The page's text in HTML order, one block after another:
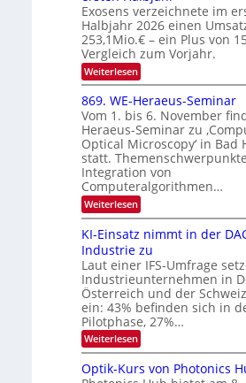
O
N
2
0
2
6
o
n
k
-
u
n
d
B
i
l
d
v
e
r
a
r
b
e
i
t
u
d
i
e
K
I
m
i
t
d
e
n
k
t
Exosens verzeichnete im
Halbjahr 2026 einen
253,1Mio.€ – ein Plus von
Vergleich zum Vorjahr.
Weiterlesen:
E
x
o
s
e
n
s
m
e
l
d
e
t
s
t
a
r
k
e
s
W
a
c
h
s
869. WE-Heraeus-Seminar
Vom 1. bis 6. November
Heraeus-Seminar zu
Optical Microscopy‘ in Bad
statt.
Integration von
Computeralgorithmen…
Weiterlesen:
8
9
.
W
E
-
H
e
r
a
e
u
s
KI-Einsatz nimmt in der
Industrie zu
Laut einer IFS-Umfrage
Industrieunternehmen in
Österreich und der
ein: 43% befinden sich in
Pilotphase, 27%…
Weiterlesen:
K
-
Optik-Kurs von Photonics